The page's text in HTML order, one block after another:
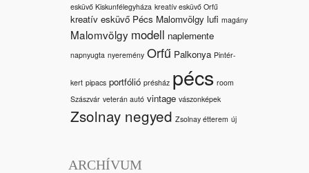
esküvő Kiskunfélegyháza kreatív esküvő Orfű
kreatív esküvő Pécs Malomvölgy lufi magány
Malomvölgy modell naplemente
napnyugta nyeremény Orfű Palkonya Pintér-
kert pipacs portfólió présház pécs room
Szászvár veterán autó vintage vászonképek
Zsolnay negyed Zsolnay étterem új
ARCHÍVUM